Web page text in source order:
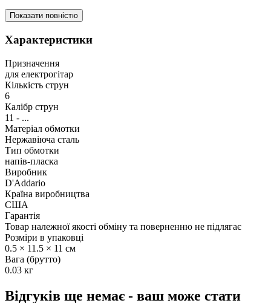
Показати повністю
Характеристики
Призначення
для електрогітар
Кількість струн
6
Калібр струн
11 - ...
Матеріал обмотки
Нержавіюча сталь
Тип обмотки
напів-пласка
Виробник
D'Addario
Країна виробництва
США
Гарантія
Товар належної якості обміну та поверненню не підлягає
Розміри в упаковці
0.5 × 11.5 × 11 см
Вага (брутто)
0.03 кг
Відгуків ще немає - ваш може стати